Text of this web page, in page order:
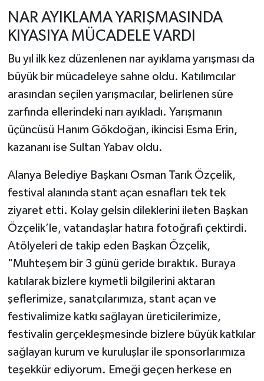
NAR AYIKLAMA YARIŞMASINDA
KIYASIYA MÜCADELE VARDI
Bu yıl ilk kez düzenlenen nar ayıklama yarışması da
büyük bir mücadeleye sahne oldu. Katılımcılar
arasından seçilen yarışmacılar, belirlenen süre
zarfında ellerindeki narı ayıkladı. Yarışmanın
üçüncüsü Hanım Gökdoğan, ikincisi Esma Erin,
kazananı ise Sultan Yabav oldu.
Alanya Belediye Başkanı Osman Tarık Özçelik,
festival alanında stant açan esnafları tek tek
ziyaret etti. Kolay gelsin dileklerini ileten Başkan
Özçelik’le, vatandaşlar hatıra fotoğrafı çektirdi.
Atölyeleri de takip eden Başkan Özçelik,
"Muhteşem bir 3 günü geride bıraktık. Buraya
katılarak bizlere kıymetli bilgilerini aktaran
şeflerimize, sanatçılarımıza, stant açan ve
festivalimize katkı sağlayan üreticilerimize,
festivalin gerçekleşmesinde bizlere büyük katkılar
sağlayan kurum ve kuruluşlar ile sponsorlarımıza
teşekkür ediyorum. Emeği geçen herkese en